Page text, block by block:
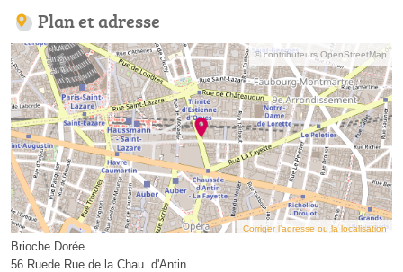
Plan et adresse
© contributeurs OpenStreetMap
Corriger l’adresse ou la localisation
Brioche Dorée
56 Ruede Rue de la Chau. d'Antin